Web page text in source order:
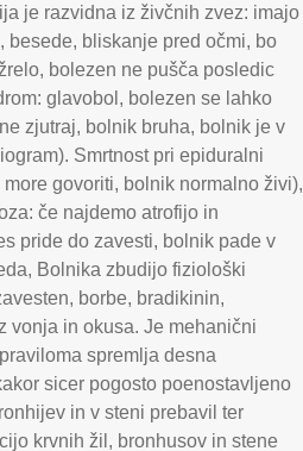
je razvidna iz živčnih zvez: imajo
, besede, bliskanje pred očmi, bo
, bolezen ne pušča posledic
glavobol , bolezen se lahko
zjutraj, bolnik bruha, bolnik je v
Smrtnost pri epiduralni
more govoriti, bolnik normalno živi),
če najdemo atrofijo in
pride do zavesti, bolnik pade v
, Bolnika zbudijo fiziološki
, borbe, bradikinin,
vonja in okusa. Je mehanični
spremlja desna
sicer pogosto poenostavljeno
in v steni prebavil ter
krvnih žil , bronhusov in stene